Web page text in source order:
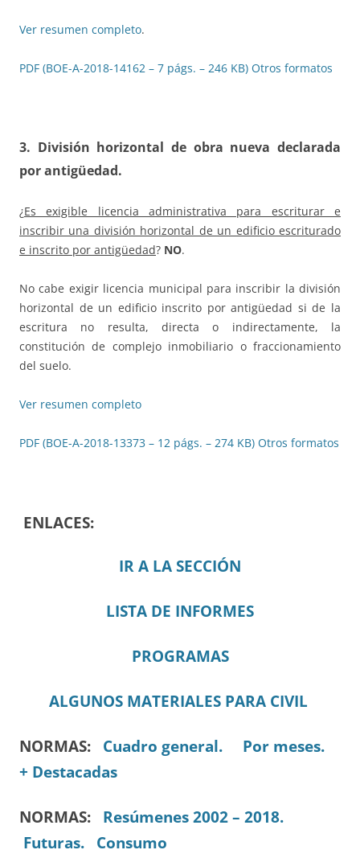
Ver resumen completo.
PDF (BOE-A-2018-14162 – 7 págs. – 246 KB) Otros formatos
3. División horizontal de obra nueva declarada
por antigüedad.
¿Es exigible licencia administrativa para escriturar e
inscribir una división horizontal de un edificio escriturado
e inscrito por antigüedad? NO.
No cabe exigir licencia municipal para inscribir la división
horizontal de un edificio inscrito por antigüedad si de la
escritura no resulta, directa o indirectamente, la
constitución de complejo inmobiliario o fraccionamiento
del suelo.
Ver resumen completo
PDF (BOE-A-2018-13373 – 12 págs. – 274 KB) Otros formatos
ENLACES:
IR A LA SECCIÓN
LISTA DE INFORMES
PROGRAMAS
ALGUNOS MATERIALES PARA CIVIL
NORMAS: Cuadro general.
Por meses.
+ Destacadas
NORMAS: Resúmenes 2002 – 2018.
Futuras.
Consumo